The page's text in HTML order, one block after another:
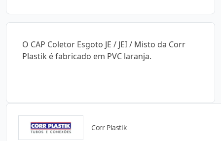
O CAP Coletor Esgoto JE / JEI / Misto da Corr
Plastik é fabricado em PVC laranja.
Corr Plastik
Catálogos para Download